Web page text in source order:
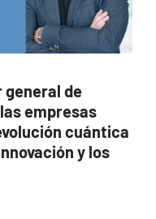
general de
empresas
cuántica
y los